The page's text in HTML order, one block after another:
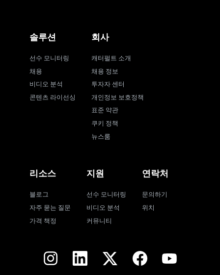
솔루션
선수 모니터링
채용
비디오 분석
콘텐츠 라이선싱
회사
캐터펄트 소개
채용 정보
투자자 센터
개인정보 보호정책
표준 약관
쿠키 정책
뉴스룸
리소스
블로그
자주 묻는 질문
가격 책정
지원
선수 모니터링
비디오 분석
커뮤니티
연락처
문의하기
위치